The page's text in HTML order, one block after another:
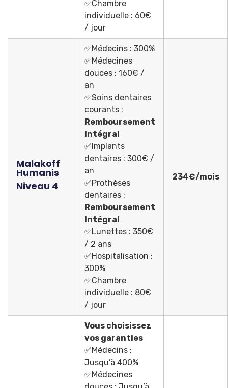
✅Chambre
individuelle : 60€
/ jour
Malakoff
Humanis
Niveau 4
✅Médecins : 300%
✅Médecines
douces : 160€ /
an
✅Soins dentaires
courants :
Remboursement
Intégral
✅Implants
dentaires : 300€ /
an
✅Prothèses
dentaires :
Remboursement
Intégral
✅Lunettes : 350€
/ 2 ans
✅Hospitalisation :
300%
✅Chambre
individuelle : 80€
/ jour
234€/mois
Vous choisissez
vos garanties
✅Médecins :
Jusqu’à 400%
✅Médecines